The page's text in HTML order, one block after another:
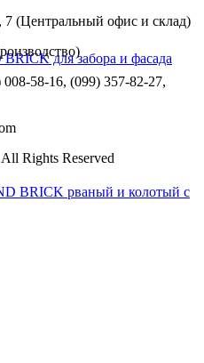
для забора и фасада
7 (Центральный офис и склад)
58-16, (099) 357-82-27,
Rights Reserved